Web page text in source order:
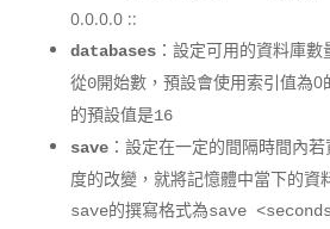
0.0.0.0 ::
databases：設定可用的資料庫數
從0開始數，預設會使用索引值為0
的預設值是16
save：設定在一定的間隔時間內
度的改變，就將記憶體中當下的資
save的撰寫格式為save